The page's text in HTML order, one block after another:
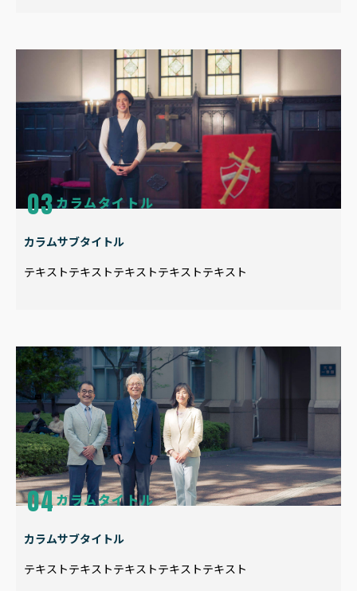
カラムタイトル
カラムサブタイトル
テキストテキストテキストテキストテキスト
カラムタイトル
カラムサブタイトル
テキストテキストテキストテキストテキスト